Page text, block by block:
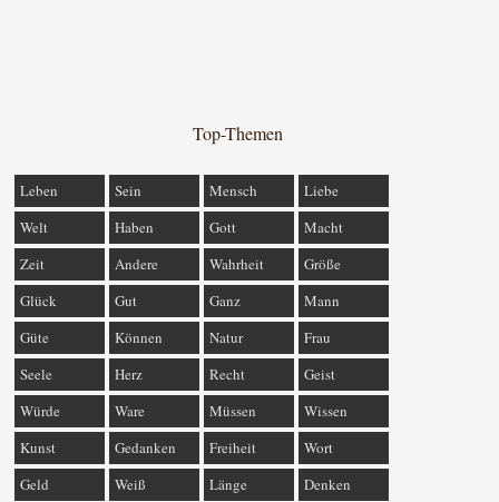
Top-Themen
Leben Sein Mensch
Liebe
Welt
Haben Gott
Macht
Zeit
Andere Wahrheit
Größe
Glück
Gut Ganz
Mann
Güte
Können Natur
Frau
Seele
Herz Recht
Geist
Würde
Ware Müssen
Wissen
Kunst
Gedanken Freiheit
Wort
Geld
Weiß Länge Denken